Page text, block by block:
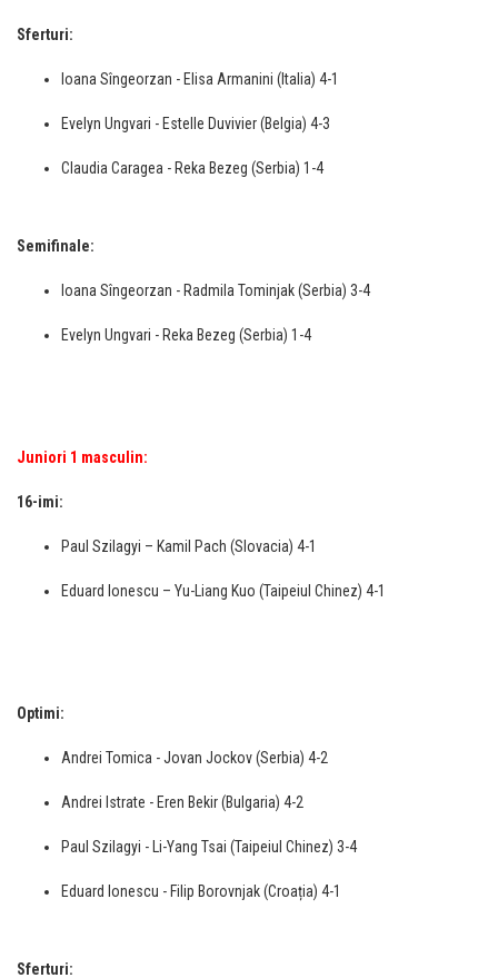
Sferturi:
Ioana Sîngeorzan - Elisa Armanini (Italia) 4-1
Evelyn Ungvari - Estelle Duvivier (Belgia) 4-3
Claudia Caragea - Reka Bezeg (Serbia) 1-4
Semifinale:
Ioana Sîngeorzan - Radmila Tominjak (Serbia) 3-4
Evelyn Ungvari - Reka Bezeg (Serbia) 1-4
Juniori 1 masculin:
16-imi:
Paul Szilagyi – Kamil Pach (Slovacia) 4-1
Eduard Ionescu – Yu-Liang Kuo (Taipeiul Chinez) 4-1
Optimi:
Andrei Tomica - Jovan Jockov (Serbia) 4-2
Andrei Istrate - Eren Bekir (Bulgaria) 4-2
Paul Szilagyi - Li-Yang Tsai (Taipeiul Chinez) 3-4
Eduard Ionescu - Filip Borovnjak (Croația) 4-1
Sferturi: